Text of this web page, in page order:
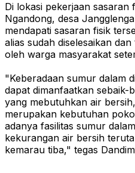
Di lokasi pekerjaan sasaran
Ngandong, desa
mendapati sasaran fisik
alias sudah diselesaikan
oleh warga masyarakat
"Keberadaan sumur dalam
dapat dimanfaatkan
yang mebutuhkan air
merupakan kebutuhan
adanya fasilitas sumur
kekurangan air bersih
kemarau tiba," tegas